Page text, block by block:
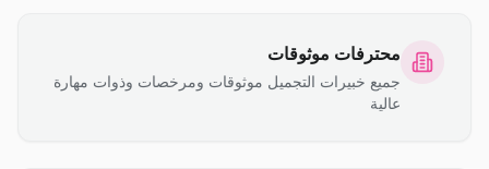
محترفات موثوقات
جميع خبيرات التجميل موثوقات ومرخصات وذوات مهارة
عالية